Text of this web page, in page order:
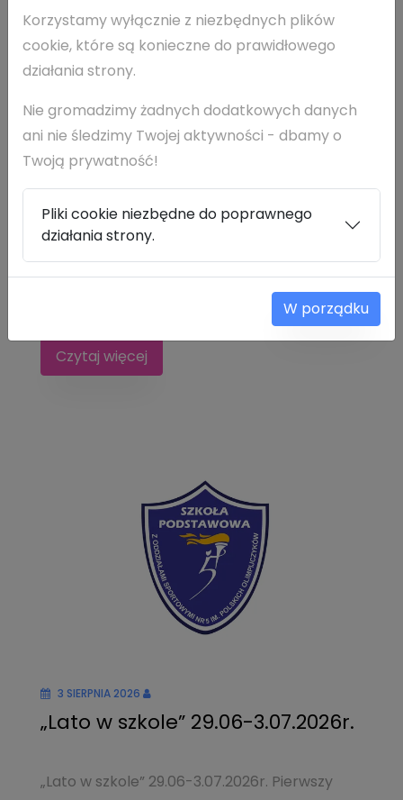
3 SIERPNIA 2026 IT
INFORMACJA DLA RODZICÓW
PRZYSZŁOROCZNYCH KLAS
INFORMACJA DLA RODZICÓW
Czytaj więcej
3 SIERPNIA 2026
„Lato w szkole” 29.06-3.07.2026r.
„Lato w szkole” 29.06-3.07.2026r. Pierwszy
Korzystamy wyłącznie z niezbędnych plików
cookie, które są konieczne do prawidłowego
działania strony.
Nie gromadzimy żadnych dodatkowych danych
ani nie śledzimy Twojej aktywności - dbamy o
Twoją prywatność!
Pliki cookie niezbędne do poprawnego
działania strony.
W porządku